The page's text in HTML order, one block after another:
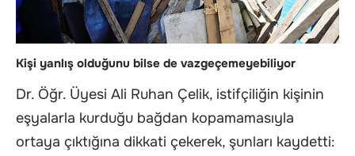
Kişi yanlış olduğunu bilse de vazgeçemeyebiliyor
Dr. Öğr. Üyesi Ali Ruhan Çelik, istifçiliğin kişinin
eşyalarla kurduğu bağdan kopamamasıyla
ortaya çıktığına dikkati çekerek, şunları kaydetti: